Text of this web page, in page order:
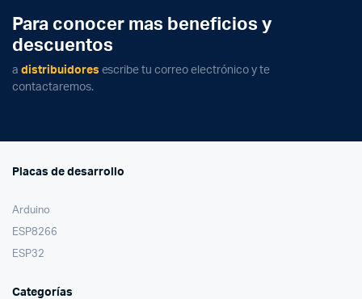
Para conocer mas beneficios y
descuentos
a distribuidores escribe tu correo electrónico y te
contactaremos.
Placas de desarrollo
Arduino
ESP8266
ESP32
Categorías